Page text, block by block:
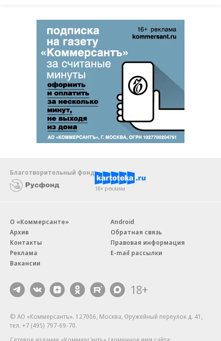
Благотворительный фонд
18+ реклама
О «Коммерсанте»
Архив
Контакты
Реклама
Вакансии
Android
Обратная связь
Правовая информация
E-mail рассылки
18+
© АО «Коммерсантъ». 127006, Москва, Оружейный переулок д. 41,
тел. +7 (495) 797-69-70.